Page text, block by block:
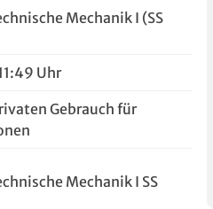
Mechanik I (SS
Uhr
Gebrauch für
Mechanik I SS